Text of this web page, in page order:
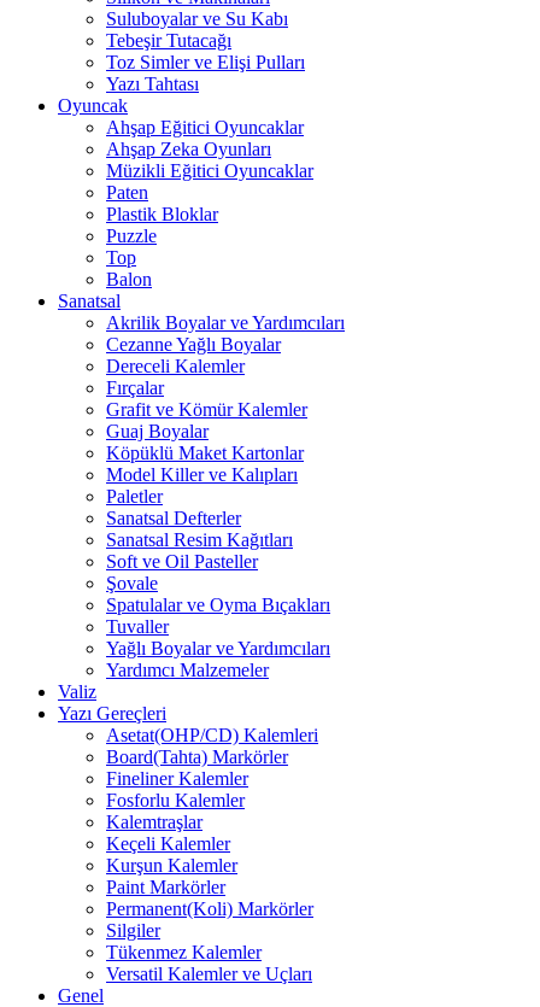
Suluboyalar ve Su Kabı
Tebeşir Tutacağı
Toz Simler ve Elişi Pulları
Yazı Tahtası
Oyuncak
Ahşap Eğitici Oyuncaklar
Ahşap Zeka Oyunları
Müzikli Eğitici Oyuncaklar
Paten
Plastik Bloklar
Puzzle
Top
Balon
Sanatsal
Akrilik Boyalar ve Yardımcıları
Cezanne Yağlı Boyalar
Dereceli Kalemler
Fırçalar
Grafit ve Kömür Kalemler
Guaj Boyalar
Köpüklü Maket Kartonlar
Model Killer ve Kalıpları
Paletler
Sanatsal Defterler
Sanatsal Resim Kağıtları
Soft ve Oil Pasteller
Şovale
Spatulalar ve Oyma Bıçakları
Tuvaller
Yağlı Boyalar ve Yardımcıları
Yardımcı Malzemeler
Valiz
Yazı Gereçleri
Asetat(OHP/CD) Kalemleri
Board(Tahta) Markörler
Fineliner Kalemler
Fosforlu Kalemler
Kalemtraşlar
Keçeli Kalemler
Kurşun Kalemler
Paint Markörler
Permanent(Koli) Markörler
Silgiler
Tükenmez Kalemler
Versatil Kalemler ve Uçları
Genel